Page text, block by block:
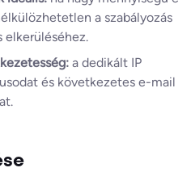
a szabályozás
elkerüléséhez.
a dedikált IP
és következetes e-mail